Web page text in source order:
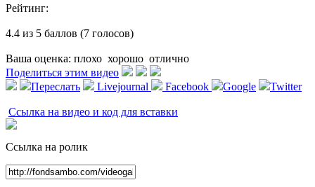
Рейтинг:
4.4 из 5 баллов (7 голосов)
Ваша оценка: плохо хорошо отлично
Поделиться этим видео
Переслать
Livejournal Facebook Google Twitter
Ссылка на видео и код для вставки
Ссылка на ролик